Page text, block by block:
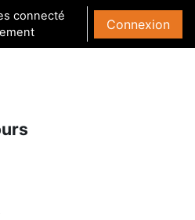
de recherche
connecté
Connexion